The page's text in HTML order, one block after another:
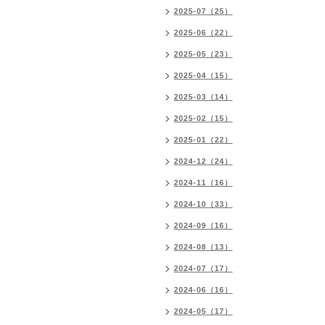
2025-07（25）
2025-06（22）
2025-05（23）
2025-04（15）
2025-03（14）
2025-02（15）
2025-01（22）
2024-12（24）
2024-11（16）
2024-10（33）
2024-09（16）
2024-08（13）
2024-07（17）
2024-06（16）
2024-05（17）